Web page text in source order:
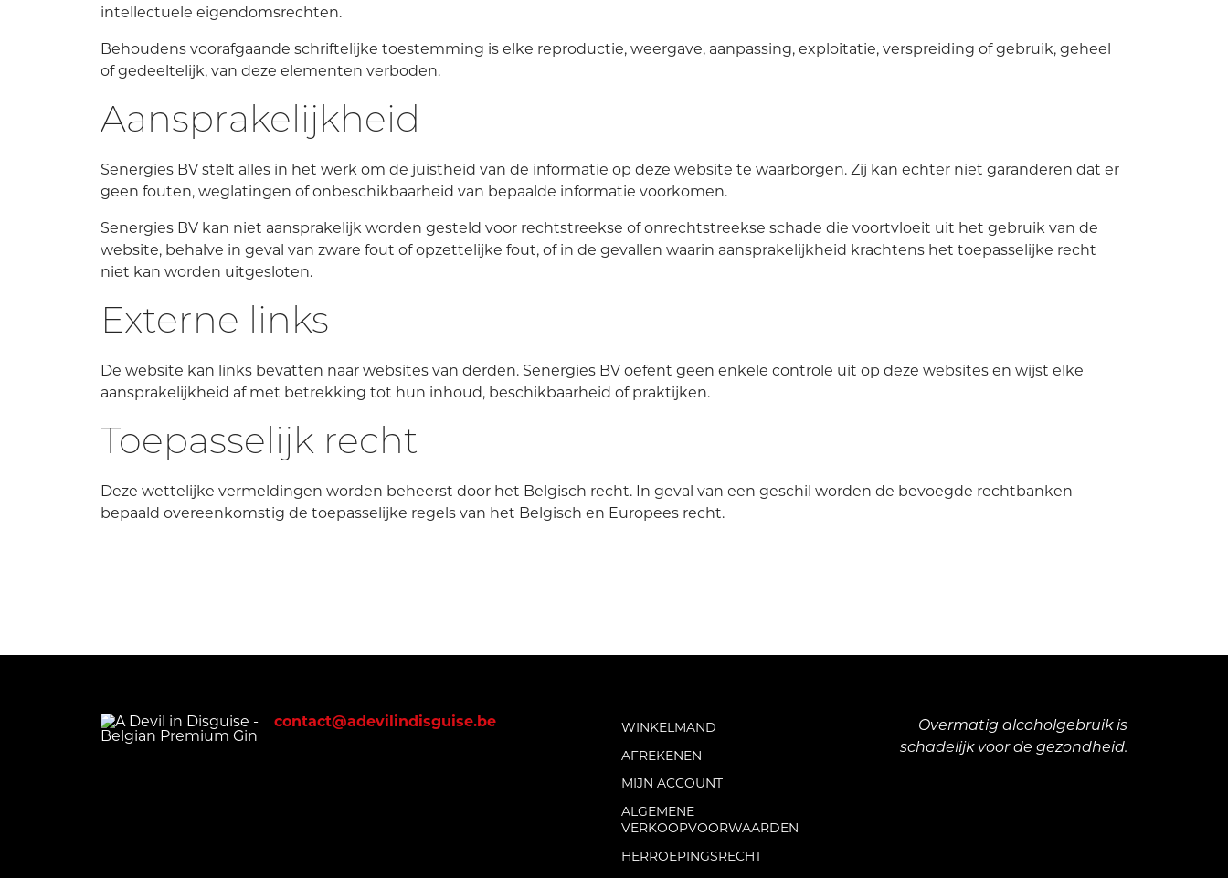
intellectuele eigendomsrechten.
Behoudens voorafgaande schriftelijke toestemming is elke reproductie, weergave, aanpassing, exploitatie, verspreiding of gebruik, geheel
of gedeeltelijk, van deze elementen verboden.
Aansprakelijkheid
Senergies BV stelt alles in het werk om de juistheid van de informatie op deze website te waarborgen. Zij kan echter niet garanderen dat er
geen fouten, weglatingen of onbeschikbaarheid van bepaalde informatie voorkomen.
Senergies BV kan niet aansprakelijk worden gesteld voor rechtstreekse of onrechtstreekse schade die voortvloeit uit het gebruik van de
website, behalve in geval van zware fout of opzettelijke fout, of in de gevallen waarin aansprakelijkheid krachtens het toepasselijke recht
niet kan worden uitgesloten.
Externe links
De website kan links bevatten naar websites van derden. Senergies BV oefent geen enkele controle uit op deze websites en wijst elke
aansprakelijkheid af met betrekking tot hun inhoud, beschikbaarheid of praktijken.
Toepasselijk recht
Deze wettelijke vermeldingen worden beheerst door het Belgisch recht. In geval van een geschil worden de bevoegde rechtbanken
bepaald overeenkomstig de toepasselijke regels van het Belgisch en Europees recht.
contact@adevilindisguise.be
WINKELMAND
AFREKENEN
MIJN ACCOUNT
ALGEMENE
VERKOOPVOORWAARDEN
HERROEPINGSRECHT
Overmatig alcoholgebruik is
schadelijk voor de gezondheid.